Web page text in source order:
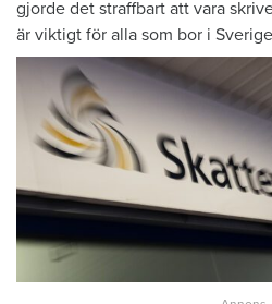
gjorde det straffbart att vara
är viktigt för alla som bor i